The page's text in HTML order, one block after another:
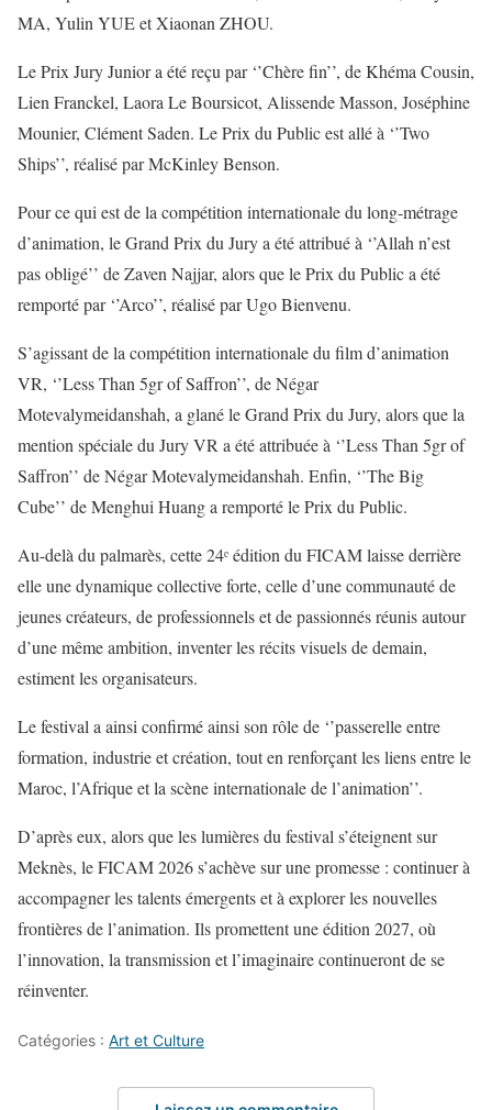
MA, Yulin YUE et Xiaonan ZHOU.
Le Prix Jury Junior a été reçu par ‘’Chère fin’’, de Khéma Cousin,
Lien Franckel, Laora Le Boursicot, Alissende Masson, Joséphine
Mounier, Clément Saden. Le Prix du Public est allé à ‘’Two
Ships’’, réalisé par McKinley Benson.
Pour ce qui est de la compétition internationale du long-métrage
d’animation, le Grand Prix du Jury a été attribué à ‘’Allah n’est
pas obligé’’ de Zaven Najjar, alors que le Prix du Public a été
remporté par ‘’Arco’’, réalisé par Ugo Bienvenu.
S’agissant de la compétition internationale du film d’animation
VR, ‘’Less Than 5gr of Saffron’’, de Négar
Motevalymeidanshah, a glané le Grand Prix du Jury, alors que la
mention spéciale du Jury VR a été attribuée à ‘’Less Than 5gr of
Saffron’’ de Négar Motevalymeidanshah. Enfin, ‘’The Big
Cube’’ de Menghui Huang a remporté le Prix du Public.
Au-delà du palmarès, cette 24ᵉ édition du FICAM laisse derrière
elle une dynamique collective forte, celle d’une communauté de
jeunes créateurs, de professionnels et de passionnés réunis autour
d’une même ambition, inventer les récits visuels de demain,
estiment les organisateurs.
Le festival a ainsi confirmé ainsi son rôle de ‘’passerelle entre
formation, industrie et création, tout en renforçant les liens entre le
Maroc, l’Afrique et la scène internationale de l’animation’’.
D’après eux, alors que les lumières du festival s’éteignent sur
Meknès, le FICAM 2026 s’achève sur une promesse : continuer à
accompagner les talents émergents et à explorer les nouvelles
frontières de l’animation. Ils promettent une édition 2027, où
l’innovation, la transmission et l’imaginaire continueront de se
réinventer.
Catégories : Art et Culture